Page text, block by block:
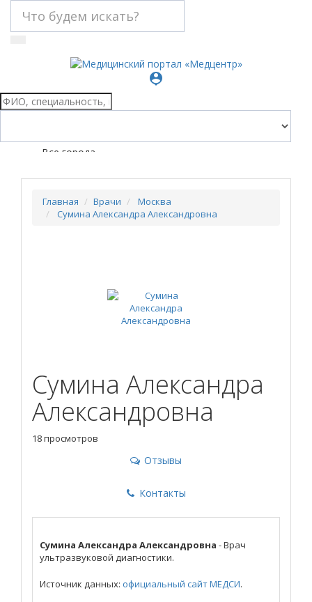
person_pin
Все города
Главная Врачи
Москва
Сумина Александра Александровна
Сумина Александра
Александровна
18 просмотров
Отзывы
Контакты
Сумина Александра Александровна - Врач
ультразвуковой диагностики.
Источник данных: официальный сайт МЕДСИ.